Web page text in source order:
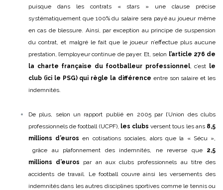
puisque dans les contrats « stars » une clause précise
systématiquement que 100% du salaire sera payé au joueur même
en cas de blessure. Ainsi, par exception au principe de suspension
du contrat, et malgré le fait que le joueur n’effectue plus aucune
prestation, l’employeur continue de payer. Et, selon l’article 276 de
la charte française du footballeur professionnel, c’est le
club (ici le PSG) qui règle la différence entre son salaire et les
indemnités.
De plus, selon un rapport publié en 2005 par l’Union des clubs
professionnels de football (UCPF), les clubs versent tous les ans 8,5
millions d’euros en cotisations sociales, alors que la « Sécu »,
grâce au plafonnement des indemnités, ne reverse que2,5
millions d’euros par an aux clubs professionnels au titre des
accidents de travail. Le football couvre ainsi les versements des
indemnités dans les autres disciplines sportives comme le tennis ou